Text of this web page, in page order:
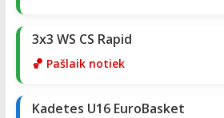
3x3 WS CS Rapid
🏀 Pašlaik notiek
Kadetes U16 EuroBasket